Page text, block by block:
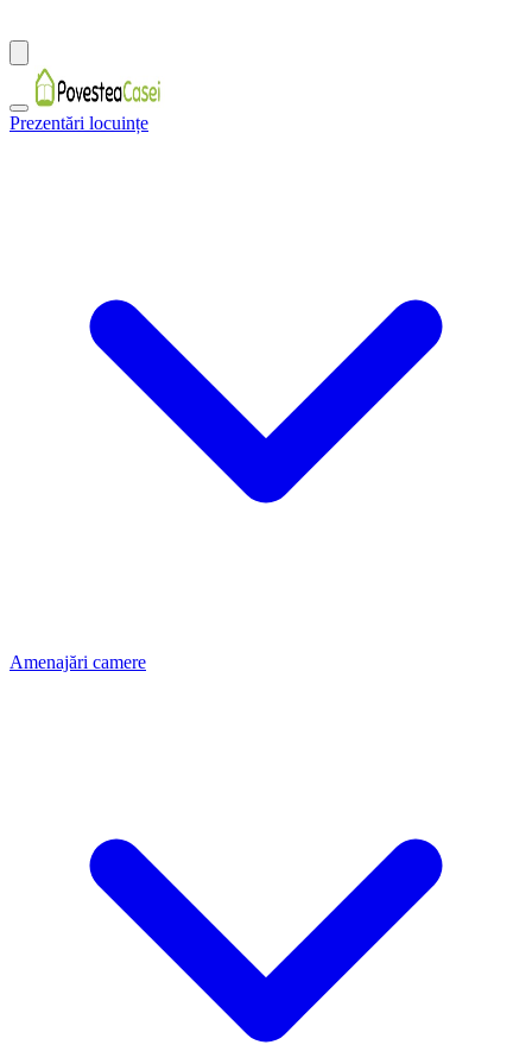
Prezentări locuințe
Amenajări camere